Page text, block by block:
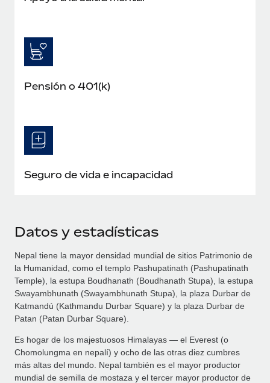
Pensión o 401(k)
Seguro de vida e incapacidad
Datos y estadísticas
Nepal tiene la mayor densidad mundial de sitios Patrimonio de
la Humanidad, como el templo Pashupatinath (Pashupatinath
Temple), la estupa Boudhanath (Boudhanath Stupa), la estupa
Swayambhunath (Swayambhunath Stupa), la plaza Durbar de
Katmandú (Kathmandu Durbar Square) y la plaza Durbar de
Patan (Patan Durbar Square).
Es hogar de los majestuosos Himalayas — el Everest (o
Chomolungma en nepalí) y ocho de las otras diez cumbres
más altas del mundo. Nepal también es el mayor productor
mundial de semilla de mostaza y el tercer mayor productor de